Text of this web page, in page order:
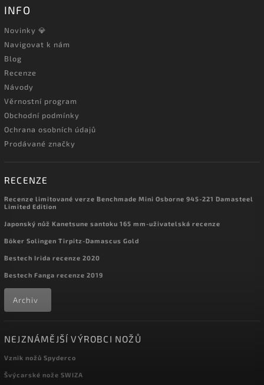
INFO
Novinky 💎
Navigovat k nám
Blog
Recenze
Návody
Věrnostní program
Obchodní podmínky
Ochrana osobních údajů
Prodávané značky
RECENZE
Recenze limitované verze Benchmade Mini Osborne 945-221 Damasteel
Limited Edition
Japonský nůž Kanetsune santoku 165 mm-uživatelská recenze
Böker Solingen Tirpitz-Damascus Gold
Bestech Irida recenze 2020
Bestech Fanga recenze 2019
Archiv
NEJZNÁMĚJŠÍ VÝROBCI NOŽŮ
Vznik nožů Spyderco
Švýcarské nože SWIZA